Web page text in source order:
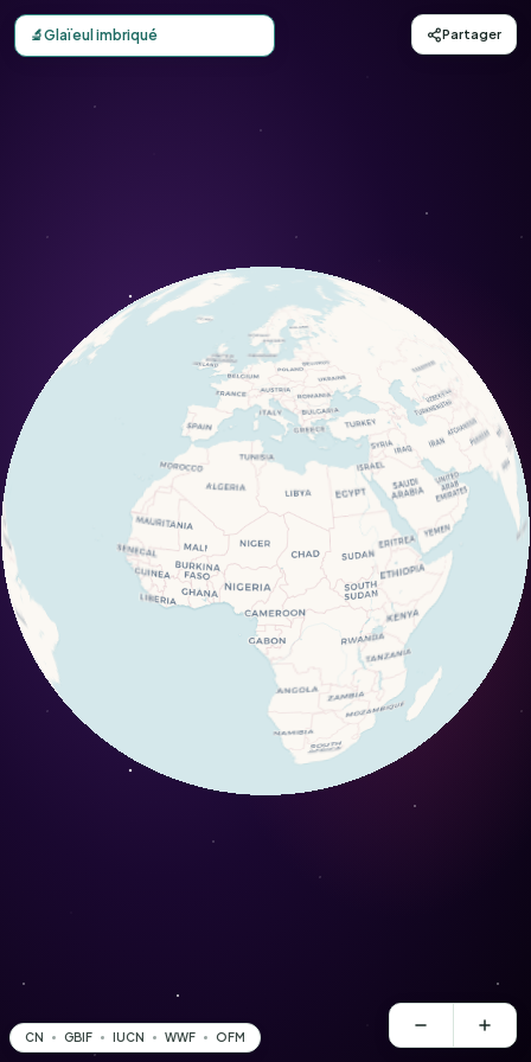
Carte d'observation du Glaïeul imbriqué (Gladiolus
🔬Glaïeul imbriqué Partager
CN GBIF IUCN WWF OFM